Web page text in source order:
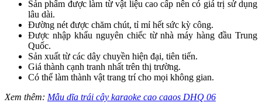
Sản phẩm được làm từ vật liệu cao cấp nên có giá trị sử dụng
lâu dài.
Đường nét được chăm chút, tỉ mỉ hết sức kỳ công.
Được nhập khẩu nguyên chiếc từ nhà máy hàng đầu Trung
Quốc.
Sản xuất từ các dây chuyền hiện đại, tiên tiến.
Giá thành cạnh tranh nhất trên thị trường.
Có thể làm thành vật trang trí cho mọi không gian.
Xem thêm: Mẫu dĩa trái cây karaoke cao caaos DHQ 06